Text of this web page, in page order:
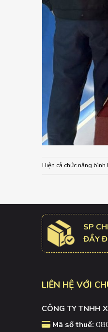
Hiện cả chức năng
SP
ĐẦY
LIÊN HỆ VỚI
CÔNG TY TNHH
Mã số thuế: